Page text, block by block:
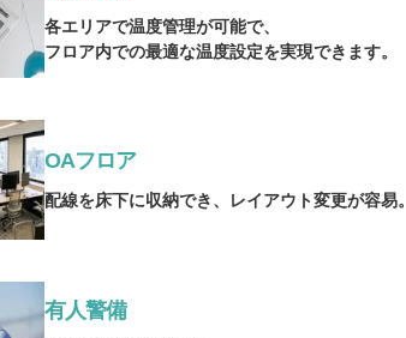
各エリアで温度管理が可能で、
フロア内での最適な温度設定を実現できます。
OAフロア
配線を床下に収納でき、レイアウト変更が容易。
有人警備